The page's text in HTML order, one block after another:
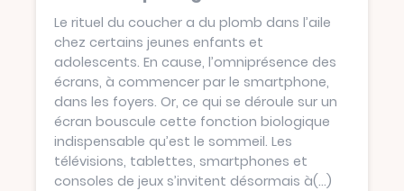
Le rituel du coucher a du plomb dans l’aile
chez certains jeunes enfants et
adolescents. En cause, l’omniprésence des
écrans, à commencer par le smartphone,
dans les foyers. Or, ce qui se déroule sur un
écran bouscule cette fonction biologique
indispensable qu’est le sommeil. Les
télévisions, tablettes, smartphones et
consoles de jeux s’invitent désormais à(...)